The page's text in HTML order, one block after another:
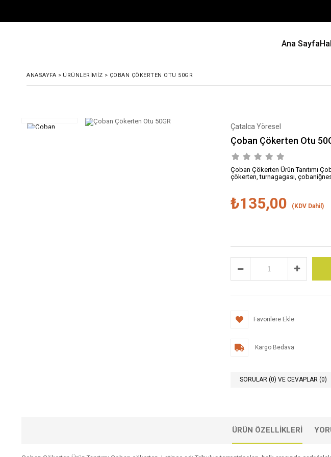
Ana Sayfa
ANASAYFA > ÜRÜNLERIMIZ > ÇOBAN ÇÖKERTEN OTU 50GR
Çatalca Yöresel
Çoban Çökerten Otu
Çoban Çökerten Ürün Tanıtımı
çökerten, turnagagası,
₺135,00 (KDV Dahil)
Favorilere Ekle
Kargo Bedava
SORULAR (0) VE CEVAPLAR (0)
ÜRÜN ÖZELLIKLERI